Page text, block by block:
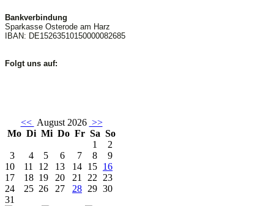
Bankverbindung
Sparkasse Osterode am Harz
IBAN: DE15263510150000082685
Folgt uns auf:
<< August 2026 >>
Mo Di Mi Do Fr Sa So
1
2
3
4 5 6 7 8
9
10
11 12 13 14 15 16
17
18 19 20 21 22 23
24
25 26 27 28 29 30
31